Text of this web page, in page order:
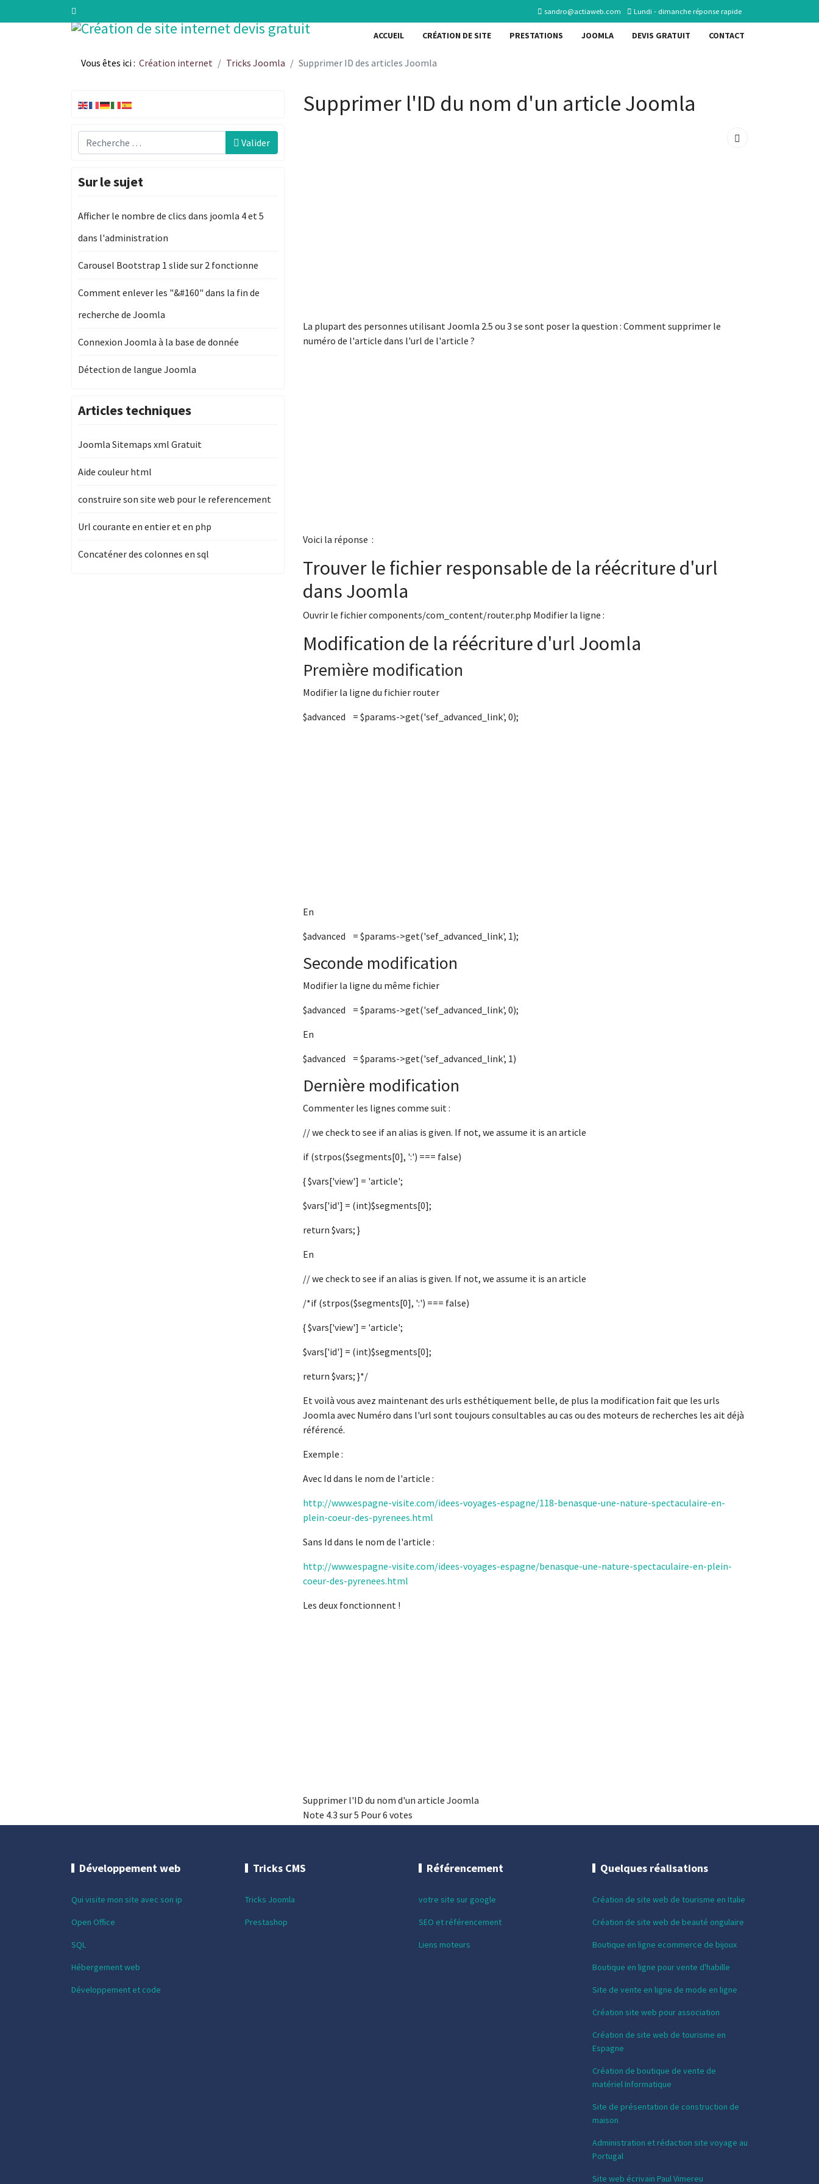
sandro@actiaweb.com Lundi - dimanche réponse rapide
ACCUEIL CRÉATION DE SITE PRESTATIONS JOOMLA DEVIS GRATUIT CONTACT
Vous êtes ici : Création internet Tricks Joomla Supprimer ID des articles Joomla
Recherche Valider
Sur le sujet
Afficher le nombre de clics dans joomla 4 et 5
dans l'administration
Carousel Bootstrap 1 slide sur 2 fonctionne
Comment enlever les "&#160" dans la fin de
recherche de Joomla
Connexion Joomla à la base de donnée
Détection de langue Joomla
Articles techniques
Joomla Sitemaps xml Gratuit
Aide couleur html
construire son site web pour le referencement
Url courante en entier et en php
Concaténer des colonnes en sql
Supprimer l'ID du nom d'un article Joomla
La plupart des personnes utilisant Joomla 2.5 ou 3 se sont poser la question : Comment supprimer le
numéro de l'article dans l'url de l'article ?
Voici la réponse :
Trouver le fichier responsable de la réécriture d'url
dans Joomla
Ouvrir le fichier components/com_content/router.php Modifier la ligne :
Modification de la réécriture d'url Joomla
Première modification
Modifier la ligne du fichier router
$advanced = $params->get('sef_advanced_link', 0);
En
$advanced = $params->get('sef_advanced_link', 1);
Seconde modification
Modifier la ligne du même fichier
$advanced = $params->get('sef_advanced_link', 0);
En
$advanced = $params->get('sef_advanced_link', 1)
Dernière modification
Commenter les lignes comme suit :
// we check to see if an alias is given. If not, we assume it is an article
if (strpos($segments[0], ':') === false)
{ $vars['view'] = 'article';
$vars['id'] = (int)$segments[0];
return $vars; }
En
// we check to see if an alias is given. If not, we assume it is an article
/*if (strpos($segments[0], ':') === false)
{ $vars['view'] = 'article';
$vars['id'] = (int)$segments[0];
return $vars; }*/
Et voilà vous avez maintenant des urls esthétiquement belle, de plus la modification fait que les urls
Joomla avec Numéro dans l'url sont toujours consultables au cas ou des moteurs de recherches les ait déjà
référencé.
Exemple :
Avec Id dans le nom de l'article :
http://www.espagne-visite.com/idees-voyages-espagne/118-benasque-une-nature-spectaculaire-en-
plein-coeur-des-pyrenees.html
Sans Id dans le nom de l'article :
http://www.espagne-visite.com/idees-voyages-espagne/benasque-une-nature-spectaculaire-en-plein-
coeur-des-pyrenees.html
Les deux fonctionnent !
Supprimer l'ID du nom d'un article Joomla
Note 4.3 sur5 Pour6 votes
Développement web
Qui visite mon site avec son ip
Open Office
SQL
Hébergement web
Développement et code
Tricks CMS
Tricks Joomla
Prestashop
Référencement
votre site sur google
SEO et référencement
Liens moteurs
Quelques réalisations
Création de site web de tourisme en Italie
Création de site web de beauté ongulaire
Boutique en ligne ecommerce de bijoux
Boutique en ligne pour vente d'habille
Site de vente en ligne de mode en ligne
Création site web pour association
Création de site web de tourisme en
Espagne
Création de boutique de vente de
matériel Informatique
Site de présentation de construction de
maison
Administration et rédaction site voyage au
Portugal
Site web écrivain Paul Vimereu